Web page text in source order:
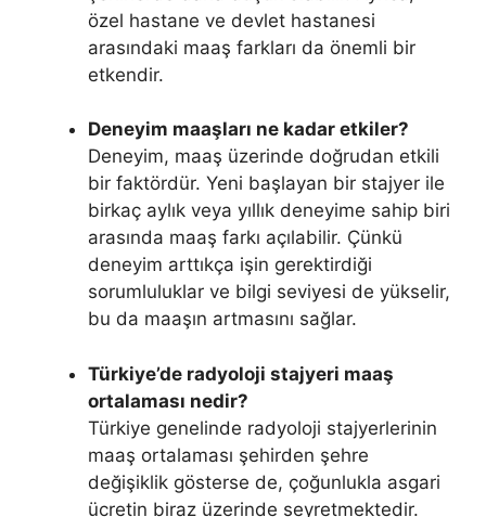
özel hastane ve devlet hastanesi
arasındaki maaş farkları da önemli bir
etkendir.
Deneyim maaşları ne kadar etkiler?
Deneyim, maaş üzerinde doğrudan etkili
bir faktördür. Yeni başlayan bir stajyer ile
birkaç aylık veya yıllık deneyime sahip biri
arasında maaş farkı açılabilir. Çünkü
deneyim arttıkça işin gerektirdiği
sorumluluklar ve bilgi seviyesi de yükselir,
bu da maaşın artmasını sağlar.
Türkiye’de radyoloji stajyeri maaş
ortalaması nedir?
Türkiye genelinde radyoloji stajyerlerinin
maaş ortalaması şehirden şehre
değişiklik gösterse de, çoğunlukla asgari
ücretin biraz üzerinde seyretmektedir.